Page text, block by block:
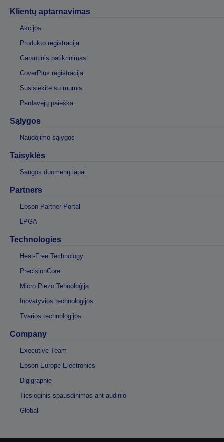
Klientų aptarnavimas
Akcijos
Produkto registracija
Garantinis patikrinimas
CoverPlus registracija
Susisiekite su mumis
Pardavėjų paieška
Sąlygos
Naudojimo sąlygos
Taisyklės
Saugos duomenų lapai
Partners
Epson Partner Portal
LPGA
Technologies
Heat-Free Technology
PrecisionCore
Micro Piezo Tehnoloģija
Inovatyvios technologijos
Tvarios technologijos
Company
Executive Team
Epson Europe Electronics
Digigraphie
Tiesioginis spausdinimas ant audinio
Global